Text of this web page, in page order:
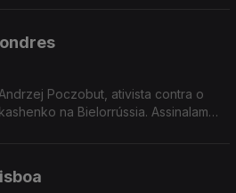
Poczobut, ativista contra o
na Bielorrússia. Assinalamos